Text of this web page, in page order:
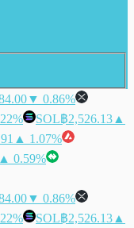
▼ 0.86%
SOL฿2,526.13 ▲
▲ 1.07%
▲ 0.59%
▼ 0.86%
SOL฿2,526.13 ▲